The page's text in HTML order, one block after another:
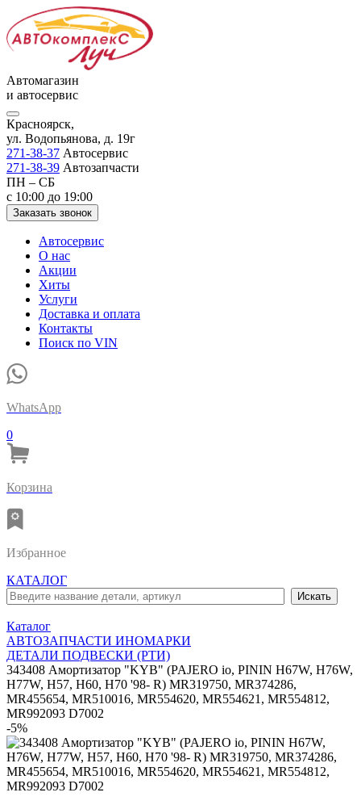
Автомагазин
и автосервис
Красноярск,
ул. Водопьянова, д. 19г
271-38-37 Автосервис
271-38-39 Автозапчасти
ПН – СБ
с 10:00 до 19:00
Заказать звонок
Автосервис
О нас
Акции
Хиты
Услуги
Доставка и оплата
Контакты
Поиск по VIN
WhatsApp
0
Корзина
Избранное
КАТАЛОГ
Каталог
АВТОЗАПЧАСТИ ИНОМАРКИ
ДЕТАЛИ ПОДВЕСКИ (РТИ)
343408 Амортизатор "KYB" (PAJERO io, PININ H67W, H76W,
H77W, H57, H60, H70 '98- R) MR319750, MR374286,
MR455654, MR510016, MR554620, MR554621, MR554812,
MR992093 D7002
-5%